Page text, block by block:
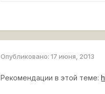
Опубликовано:17 июня, 2013
Рекомендации в этой теме: